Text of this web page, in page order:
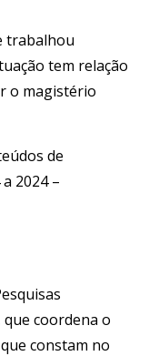
trabalhou
tem relação
o magistério
de
2024 –
que coordena o
constam no